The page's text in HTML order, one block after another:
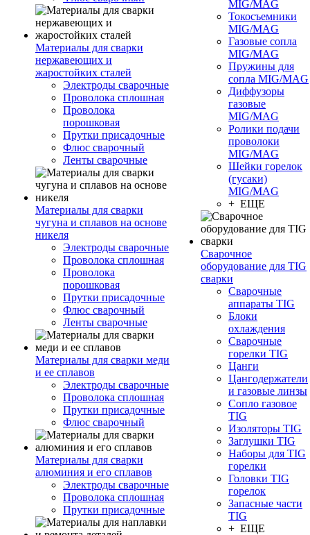
Материалы для сварки
нержавеющих и
жаростойких сталей
Электроды сварочные
Проволока сплошная
Проволока
порошковая
Прутки присадочные
Флюс сварочный
Ленты сварочные
Материалы для сварки
чугуна и сплавов на основе
никеля
Электроды сварочные
Проволока сплошная
Проволока
порошковая
Прутки присадочные
Флюс сварочный
Ленты сварочные
Материалы для сварки меди
и ее сплавов
Электроды сварочные
Проволока сплошная
Прутки присадочные
Флюс сварочный
Материалы для сварки
алюминия и его сплавов
Электроды сварочные
Проволока сплошная
Прутки присадочные
MIG/MAG
Токосъемники
MIG/MAG
Газовые сопла
MIG/MAG
Пружины для
сопла MIG/MAG
Диффузоры
газовые
MIG/MAG
Ролики подачи
проволоки
MIG/MAG
Шейки горелок
(гусаки)
MIG/MAG
+ ЕЩЕ
Сварочное
оборудование для TIG
сварки
Сварочные
аппараты TIG
Блоки
охлаждения
Сварочные
горелки TIG
Цанги
Цангодержатели
и газовые линзы
Сопло газовое
TIG
Изоляторы TIG
Заглушки TIG
Наборы для TIG
горелки
Головки TIG
горелок
Запасные части
TIG
+ ЕЩЕ